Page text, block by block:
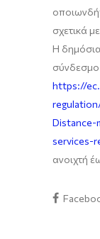
σχετικά
Η
σύνδεσμο
https://
Distance-
services-
ανοιχτή